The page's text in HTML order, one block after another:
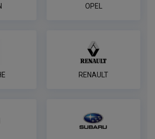
ЗАКАЗ ОТ 14 ДНЕЙ
электропроводки
запросу
OPEL
RENAULT